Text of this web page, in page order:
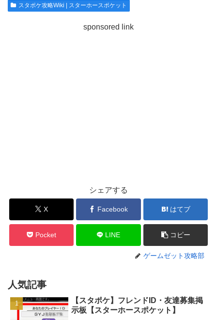
スタポケ攻略Wiki | スターホースポケット
sponsored link
シェアする
X Facebook はてブ
Pocket LINE コピー
ゲームゼット攻略部
人気記事
【スタポケ】フレンドID・友達募集掲
示板【スターホースポケット】